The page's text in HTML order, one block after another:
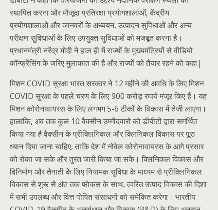
स्थापित करना और मौजूदा प्रतिरक्षा प्रयोगशालाओं, केंद्रीय
प्रयोगशालाओं और जानवरों के अध्ययन, उत्पादन सुविधाओं और अन्य
परीक्षण सुविधाओं के लिए उपयुक्त सुविधाओं को मजबूत करना है।
प्रधानमंत्री नरेंद्र मोदी ने हाल ही में राज्यों के मुख्यमंत्रियों से वीडियो
कॉन्फ्रेंसिंग के जरिए मुलाकात की है और राज्यों को तैयार रहने को कहा|
मिशन COVID सुरक्षा भारत सरकार ने 12 महीने की अवधि के लिए मिशन
COVID सुरक्षा के पहले चरण के लिए 900 करोड़ रुपये मंजूर किए हैं। यह
मिशन कोरोनावायरस के लिए लगभग 5-6 टीकों के विकास में तेजी लाएगा।
हालांकि, अब तक कुल 10 वैक्सीन उम्मीदवारों को डीबीटी द्वारा समर्थित
किया गया है वैक्सीन के प्रीक्लिनिकल और क्लिनिकल विकास पर पूरा
ध्यान दिया जाना चाहिए, ताकि देश में नोवेल कोरोनावायरस के आगे प्रसार
को रोका जा सके और तुरंत जारी किया जा सके। क्लिनिकल विकास और
विनिर्माण और तैनाती के लिए नियामक सुविधा के माध्यम से प्रीक्लिनिकल
विकास से शुरू से अंत तक फोकस के साथ, त्वरित उत्पाद विकास की दिशा
में सभी उपलब्ध और वित्त पोषित संसाधनों को समेकित करेगा। भारतीय